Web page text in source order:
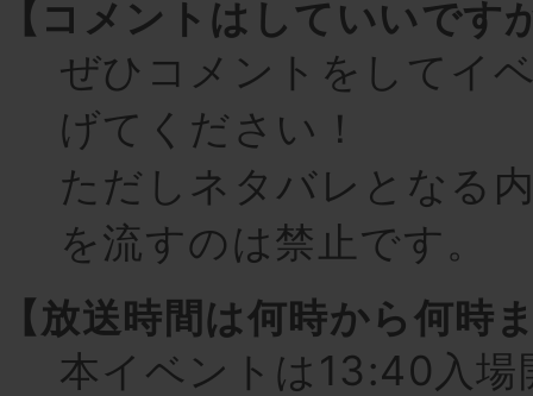
【コメントはしていいです
ぜひコメントをしてイ
げてください！
ただしネタバレとなる
を流すのは禁止です。
【放送時間は何時から何時
本イベントは13:40入